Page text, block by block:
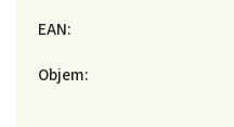
EAN:
Objem: